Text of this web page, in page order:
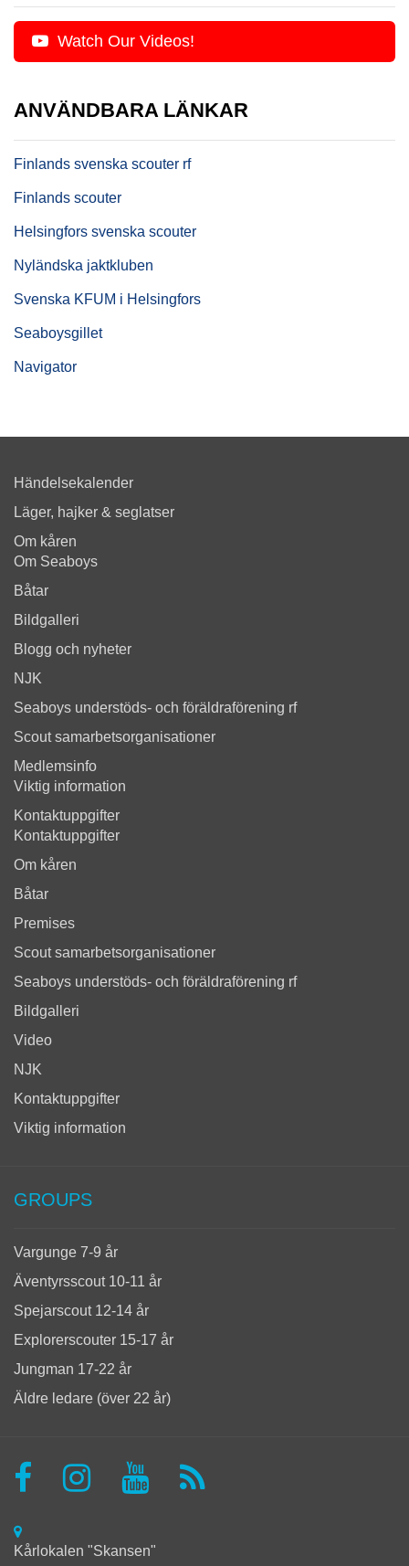
Watch Our Videos!
ANVÄNDBARA LÄNKAR
Finlands svenska scouter rf
Finlands scouter
Helsingfors svenska scouter
Nyländska jaktkluben
Svenska KFUM i Helsingfors
Seaboysgillet
Navigator
Händelsekalender
Läger, hajker & seglatser
Om kåren
Om Seaboys
Båtar
Bildgalleri
Blogg och nyheter
NJK
Seaboys understöds- och föräldraförening rf
Scout samarbetsorganisationer
Medlemsinfo
Viktig information
Kontaktuppgifter
Kontaktuppgifter
Om kåren
Båtar
Premises
Scout samarbetsorganisationer
Seaboys understöds- och föräldraförening rf
Bildgalleri
Video
NJK
Kontaktuppgifter
Viktig information
GROUPS
Vargunge 7-9 år
Äventyrsscout 10-11 år
Spejarscout 12-14 år
Explorerscouter 15-17 år
Jungman 17-22 år
Äldre ledare (över 22 år)
Kårlokalen "Skansen"